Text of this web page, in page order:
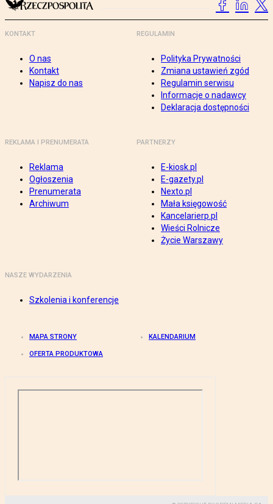
KONTAKT
O nas
Kontakt
Napisz do nas
REGULAMIN
Polityka Prywatności
Zmiana ustawień zgód
Regulamin serwisu
Informacje o nadawcy
Deklaracja dostępności
REKLAMA I PRENUMERATA
Reklama
Ogłoszenia
Prenumerata
Archiwum
PARTNERZY
E-kiosk.pl
E-gazety.pl
Nexto.pl
Mała księgowość
Kancelarierp.pl
Wieści Rolnicze
Życie Warszawy
NASZE WYDARZENIA
Szkolenia i konferencje
MAPA STRONY KALENDARIUM
OFERTA PRODUKTOWA